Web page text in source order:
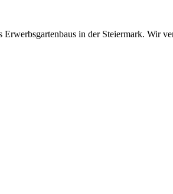
in der Steiermark. Wir